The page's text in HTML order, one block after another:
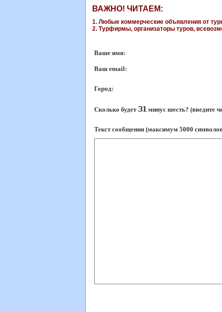
ВАЖНО! ЧИТАЕМ:
1. Любые коммерческие объявления от
2. Турфирмы, организаторы туров,
Ваше имя:
Ваш еmail:
Город:
Сколько будет минус шесть? (введите
Текст сообщения (максимум 5000